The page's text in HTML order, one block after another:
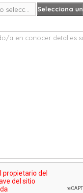
seleccionadoSelecciona un